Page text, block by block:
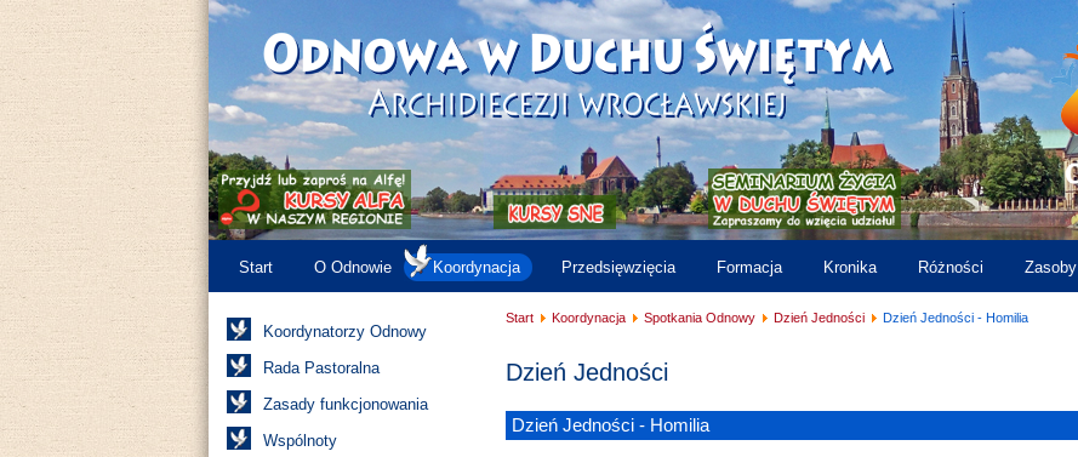
Start O Odnowie Koordynacja Przedsięwzięcia Formacja Kronika Różności Zasoby
Koordynatorzy Odnowy
Rada Pastoralna
Zasady funkcjonowania
Wspólnoty
Start Koordynacja Spotkania Odnowy Dzień Jedności Dzień Jedności - Homilia
Dzień Jedności
Dzień Jedności - Homilia